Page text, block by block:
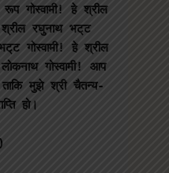
गोस्वामी! हे श्रील
रघुनाथ भट्‌ट
गोस्वामी! आप
मुझे श्री चैतन्य-
हो।